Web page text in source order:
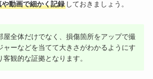
動画で細かく記録しておきましょう。
屋全体だけでなく、損傷箇所をアップで撮
ャーなどを当てて大きさがわかるようにす
客観的な証拠となります。